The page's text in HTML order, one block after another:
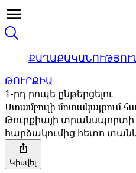
ԹՈՒՐՔԻԱ
1-րդ րոպե ընթերցելու
Ստամբուլի մոտակայքում
Թուրքիայի տրանսպորտի
հարձակումից հետո
Կիսվել